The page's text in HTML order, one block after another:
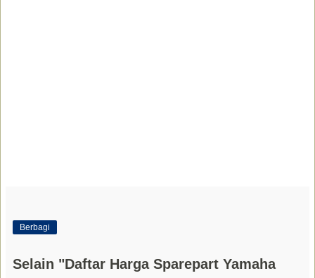
Berbagi
Selain "Daftar Harga Sparepart Yamaha